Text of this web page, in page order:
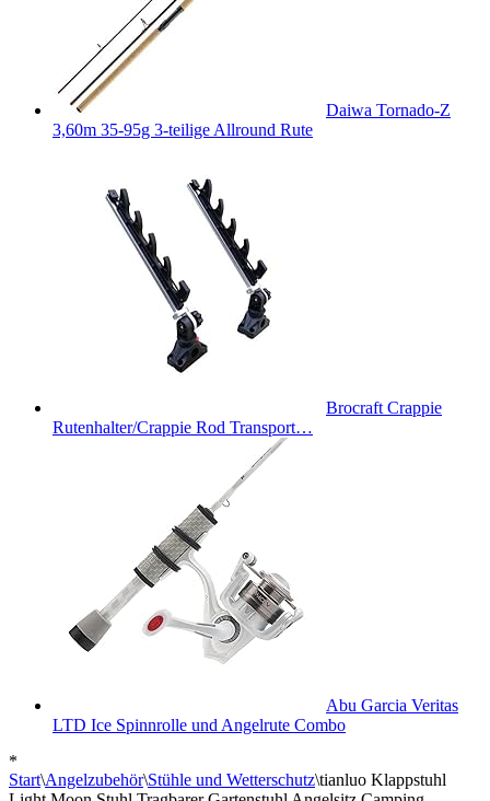
Daiwa Tornado-Z
3,60m 35-95g 3-teilige Allround Rute
Brocraft Crappie
Rutenhalter/Crappie Rod Transport…
Abu Garcia Veritas
LTD Ice Spinnrolle und Angelrute Combo
*
Start\Angelzubehör\Stühle und Wetterschutz\tianluo Klappstuhl